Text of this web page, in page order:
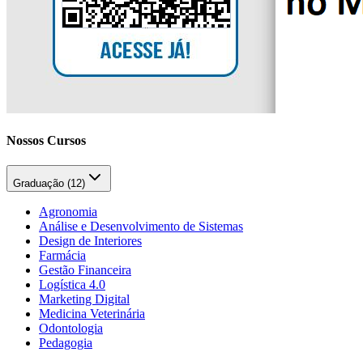
Nossos Cursos
Graduação (12)
Agronomia
Análise e Desenvolvimento de Sistemas
Design de Interiores
Farmácia
Gestão Financeira
Logística 4.0
Marketing Digital
Medicina Veterinária
Odontologia
Pedagogia